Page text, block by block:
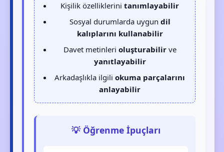
Kişilik özelliklerinitanımlayabilir
Sosyal durumlarda uygun dil
kalıplarını kullanabilir
Davet metinleri oluşturabilirve
yanıtlayabilir
Arkadaşlıkla ilgiliokuma parçalarını
anlayabilir
💡 Öğrenme İpuçları